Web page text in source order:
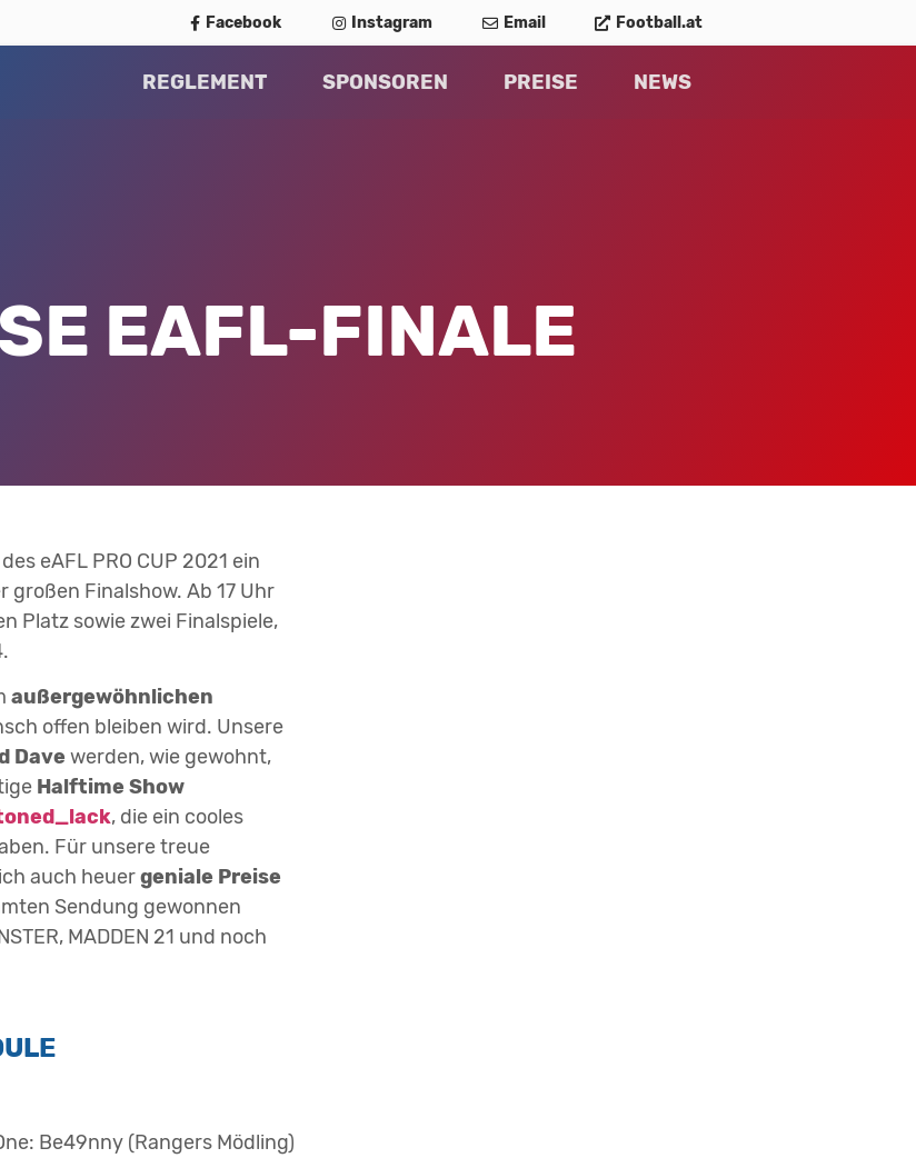
Facebook Instagram Email Football.at
REGLEMENT SPONSOREN PREISE NEWS
EAFL-FINALE
eAFL PRO CUP 2021 ein
Finalshow. Ab 17 Uhr
Platz sowie zwei Finalspiele,
außergewöhnlichen
offen bleiben wird. Unsere
Dave werden, wie gewohnt,
Halftime Show
, die ein cooles
Für unsere treue
auch heuergeniale Preise
Sendung gewonnen
MADDEN 21 und noch
Be49nny (Rangers Mödling)